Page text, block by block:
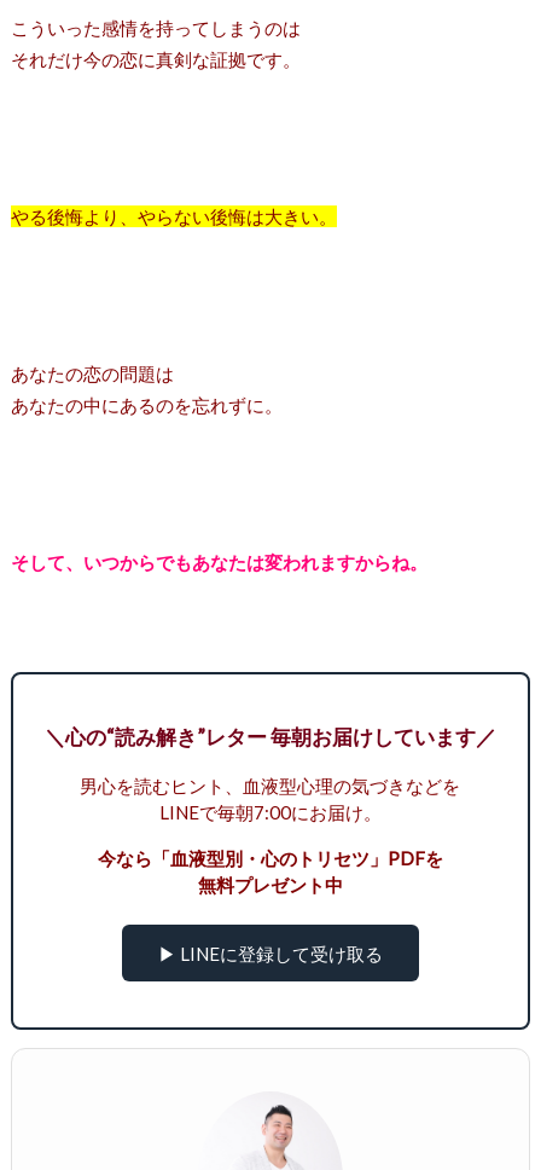
こういった感情を持ってしまうのは
それだけ今の恋に真剣な証拠です。
やる後悔より、やらない後悔は大きい。
あなたの恋の問題は
あなたの中にあるのを忘れずに。
そして、いつからでもあなたは変われますからね。
＼心の“読み解き”レター 毎朝お届けしています／
男心を読むヒント、血液型心理の気づきなどを
LINEで毎朝7:00にお届け。
今なら「血液型別・心のトリセツ」PDFを
無料プレゼント中
▶ LINEに登録して受け取る